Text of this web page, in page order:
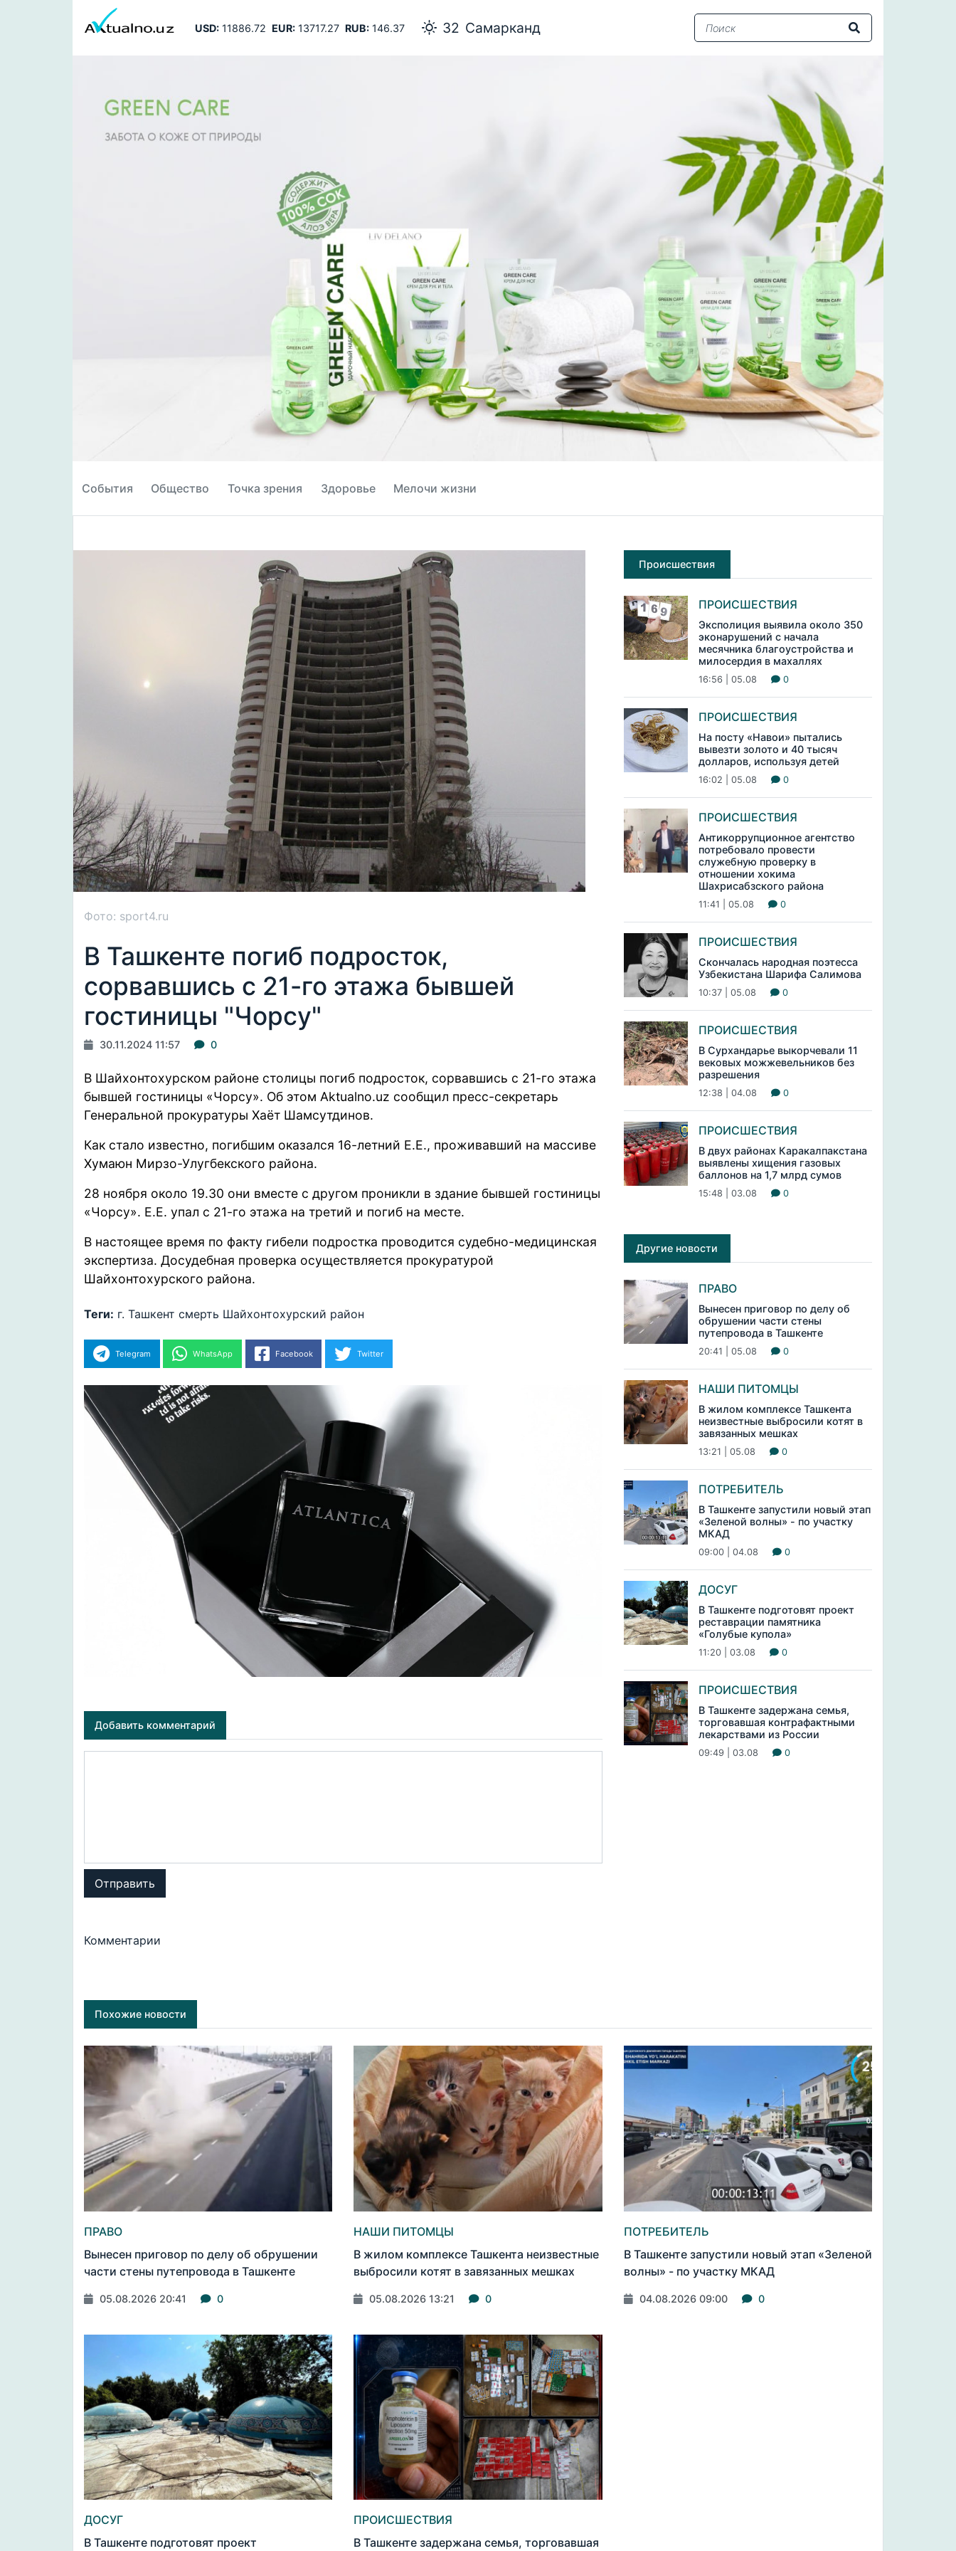
USD:11886.72 EUR:13717.27 RUB:146.37 32 Самарканд
События Общество Точка зрения Здоровье Мелочи жизни
Фото: sport4.ru
В Ташкенте погиб подросток,
сорвавшись с 21-го этажа бывшей
гостиницы "Чорсу"
30.11.2024 11:57 0
В Шайхонтохурском районе столицы погиб подросток, сорвавшись с 21-го этажа
бывшей гостиницы «Чорсу». Об этом Aktualno.uz сообщил пресс-секретарь
Генеральной прокуратуры Хаёт Шамсутдинов.
Как стало известно, погибшим оказался 16-летний Е.Е., проживавший на массиве
Хумаюн Мирзо-Улугбекского района.
28 ноября около 19.30 они вместе с другом проникли в здание бывшей гостиницы
«Чорсу». Е.Е. упал с 21-го этажа на третий и погиб на месте.
В настоящее время по факту гибели подростка проводится судебно-медицинская
экспертиза. Досудебная проверка осуществляется прокуратурой
Шайхонтохурского района.
Теги: г. Ташкент смерть Шайхонтохурский район
Telegram WhatsApp Facebook Twitter
Добавить комментарий
Отправить
Комментарии
Происшествия
ПРОИСШЕСТВИЯ
Эксполиция выявила около 350
эконарушений с начала
месячника благоустройства и
милосердия в махаллях
16:56 | 05.08 0
ПРОИСШЕСТВИЯ
На посту «Навои» пытались
вывезти золото и 40 тысяч
долларов, используя детей
16:02 | 05.08 0
ПРОИСШЕСТВИЯ
Антикоррупционное агентство
потребовало провести
служебную проверку в
отношении хокима
Шахрисабзского района
11:41 | 05.08 0
ПРОИСШЕСТВИЯ
Скончалась народная поэтесса
Узбекистана Шарифа Салимова
10:37 | 05.08 0
ПРОИСШЕСТВИЯ
В Сурхандарье выкорчевали 11
вековых можжевельников без
разрешения
12:38 | 04.08 0
ПРОИСШЕСТВИЯ
В двух районах Каракалпакстана
выявлены хищения газовых
баллонов на 1,7 млрд сумов
15:48 | 03.08 0
Другие новости
ПРАВО
Вынесен приговор по делу об
обрушении части стены
путепровода в Ташкенте
20:41 | 05.08 0
НАШИ ПИТОМЦЫ
В жилом комплексе Ташкента
неизвестные выбросили котят в
завязанных мешках
13:21 | 05.08 0
ПОТРЕБИТЕЛЬ
В Ташкенте запустили новый этап
«Зеленой волны» - по участку
МКАД
09:00 | 04.08 0
ДОСУГ
В Ташкенте подготовят проект
реставрации памятника
«Голубые купола»
11:20 | 03.08 0
ПРОИСШЕСТВИЯ
В Ташкенте задержана семья,
торговавшая контрафактными
лекарствами из России
09:49 | 03.08 0
Похожие новости
ПРАВО
Вынесен приговор по делу об обрушении
части стены путепровода в Ташкенте
05.08.2026 20:41 0
НАШИ ПИТОМЦЫ
В жилом комплексе Ташкента неизвестные
выбросили котят в завязанных мешках
05.08.2026 13:21 0
ПОТРЕБИТЕЛЬ
В Ташкенте запустили новый этап «Зеленой
волны» - по участку МКАД
04.08.2026 09:00 0
ДОСУГ
В Ташкенте подготовят проект
ПРОИСШЕСТВИЯ
В Ташкенте задержана семья, торговавшая